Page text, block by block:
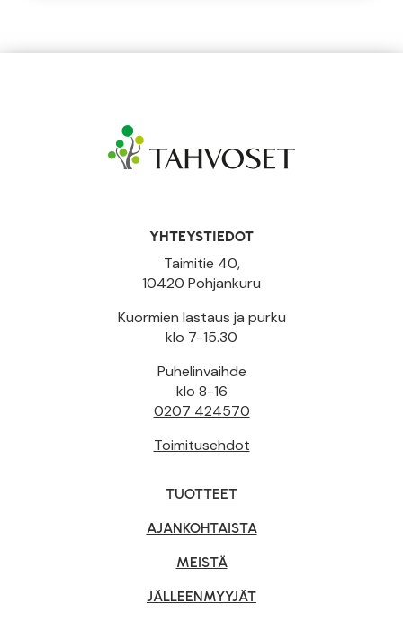
YHTEYSTIEDOT
Taimitie 40,
10420 Pohjankuru
Kuormien lastaus ja purku
klo 7-15.30
Puhelinvaihde
klo 8-16
0207 424570
Toimitusehdot
TUOTTEET
AJANKOHTAISTA
MEISTÄ
JÄLLEENMYYJÄT